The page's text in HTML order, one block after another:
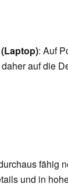
: Auf
auf die
fähig
und in